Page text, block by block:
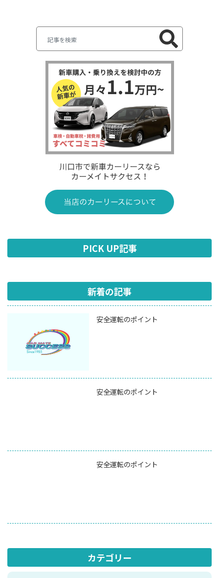
PICK UP記事
新着の記事
安全運転のポイント
安全運転のポイント
安全運転のポイント
カテゴリー